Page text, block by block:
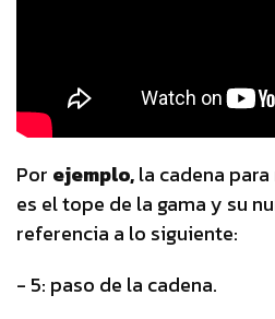
Por ejemplo,la cadena
es el tope de la gama y su
referencia a lo siguiente:
- 5: paso de la cadena.